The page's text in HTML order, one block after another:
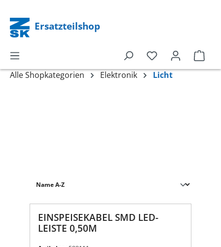
Ersatzteilshop
Alle Shopkategorien Elektronik Licht
EINSPEISEKABEL SMD LED-
LEISTE 0,50M